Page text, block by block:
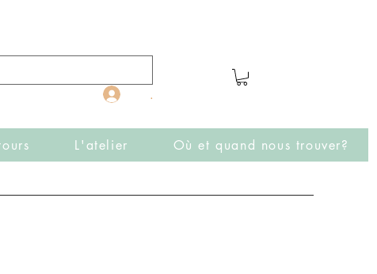
.
L'atelier Où et quand nous trouver?